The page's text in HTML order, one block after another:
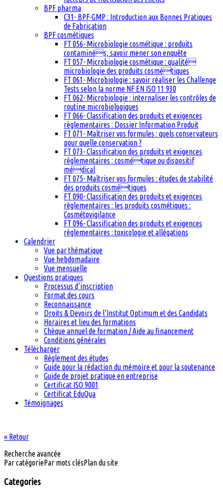
BPF pharma
C31- BPF-GMP : Introduction aux Bonnes Pratiques
de Fabrication
BPF cosmétiques
FT 056- Microbiologie cosmétique : produits
contaminés, savoir mener son enquête
FT 057- Microbiologie cosmétique : qualité
microbiologie des produits cosmétiques
FT 061- Microbiologie : savoir réaliser les Challenge
Tests selon la norme NF EN ISO 11 930
FT 062- Microbiologie : internaliser les contrôles de
routine microbiologiques
FT 066- Classification des produits et exigences
règlementaires : Dossier Information Produit
FT 071- Maîtriser vos formules : quels conservateurs
pour quelle conservation ?
FT 073- Classification des produits et exigences
règlementaires : cosmétique ou dispositif
médical
FT 075- Maîtriser vos formules : études de stabilité
des produits cosmétiques
FT 090- Classification des produits et exigences
règlementaires : les produits cosmétiques :
Cosmétovigilance
FT 096- Classification des produits et exigences
règlementaires : toxicologie et allégations
Calendrier
Vue par thématique
Vue hebdomadaire
Vue mensuelle
Questions pratiques
Processus d’inscription
Format des cours
Reconnaissance
Droits & Devoirs de l’Institut Optimum et des Candidats
Horaires et lieu des formations
Chèque annuel de formation / Aide au financement
Conditions générales
Télécharger
Réglement des études
Guide pour la rédaction du mémoire et pour la soutenance
Guide de projet pratique en entreprise
Certificat ISO 9001
Certificat EduQua
Témoignages
« Retour
Recherche avancée
Par catégoriePar mots clésPlan du site
Categories